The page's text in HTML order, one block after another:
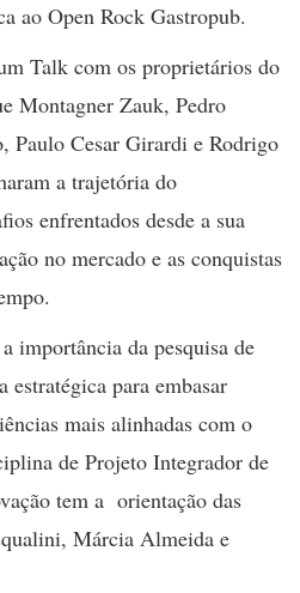
ao Open Rock Gastropub.
Talk com os proprietários do
Montagner Zauk, Pedro
Paulo Cesar Girardi e Rodrigo
a trajetória do
enfrentados desde a sua
no mercado e as conquistas
importância da pesquisa de
estratégica para embasar
mais alinhadas com o
de Projeto Integrador de
tem a orientação das
Márcia Almeida e